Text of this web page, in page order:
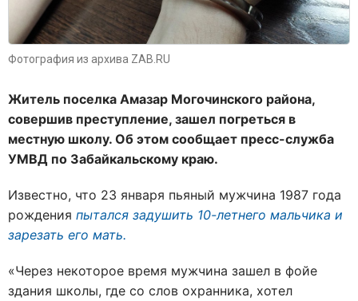
Фотография из архива ZAB.RU
Житель поселка Амазар Могочинского района,
совершив преступление, зашел погреться в
местную школу. Об этом сообщает пресс-служба
УМВД по Забайкальскому краю.
Известно, что 23 января пьяный мужчина 1987 года
рождения пытался задушить 10-летнего мальчика и
зарезать его мать.
«Через некоторое время мужчина зашел в фойе
здания школы, где со слов охранника, хотел